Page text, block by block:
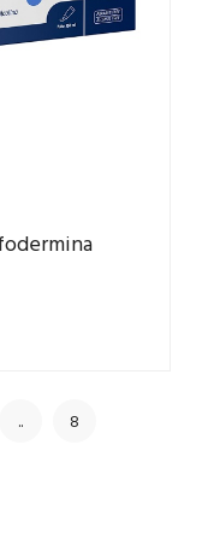
.. 8